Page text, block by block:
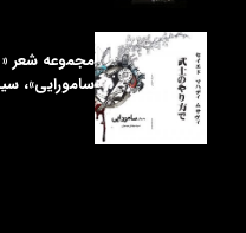
مجموعه شعر
سامورایی»،